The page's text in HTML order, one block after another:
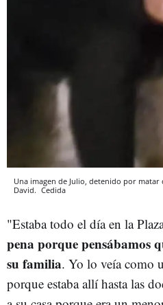
Una imagen de Julio, detenido por
David. Cedida
"Estaba todo el día en la
pena porque pensábamos
su familia. Yo lo veía como
porque estaba allí hasta las